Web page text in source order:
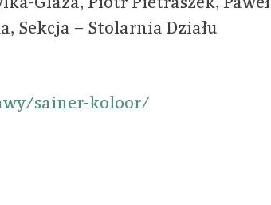
Sekcja – Stolarnia Działu
sainer-koloor/